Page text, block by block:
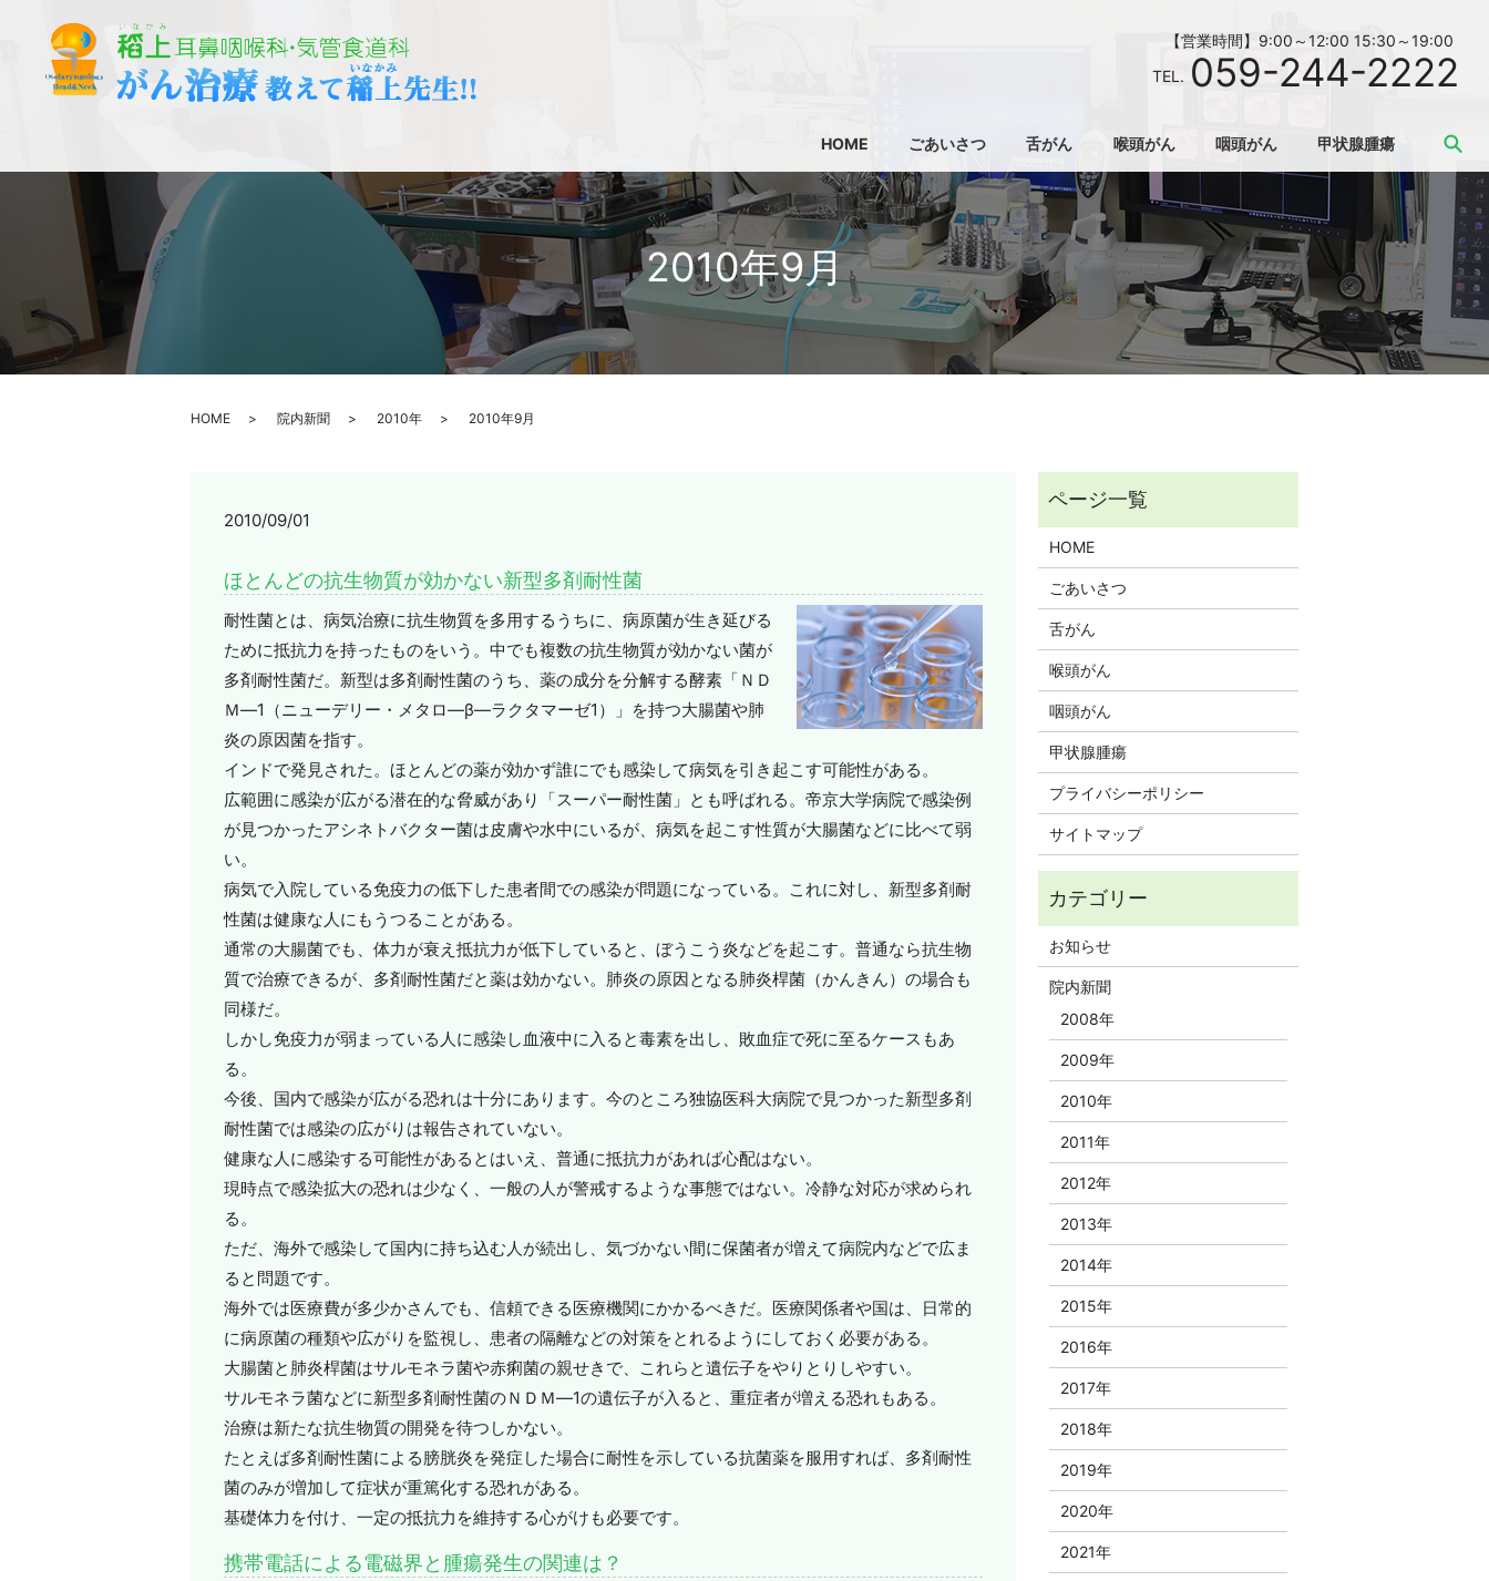
【営業時間】9:00～12:00 15:30～19:00
TEL. 059-244-2222
HOME ごあいさつ 舌がん 喉頭がん 咽頭がん 甲状腺腫瘍
2010年9月
HOME 院内新聞 2010年 2010年9月
2010/09/01
ほとんどの抗生物質が効かない新型多剤耐性菌
耐性菌とは、病気治療に抗生物質を多用するうちに、病原菌が生き延びる
ために抵抗力を持ったものをいう。中でも複数の抗生物質が効かない菌が
多剤耐性菌だ。新型は多剤耐性菌のうち、薬の成分を分解する酵素「ＮＤ
Ｍ―1（ニューデリー・メタロ―β―ラクタマーゼ1）」を持つ大腸菌や肺
炎の原因菌を指す。
インドで発見された。ほとんどの薬が効かず誰にでも感染して病気を引き起こす可能性がある。
広範囲に感染が広がる潜在的な脅威があり「スーパー耐性菌」とも呼ばれる。帝京大学病院で感染例
が見つかったアシネトバクター菌は皮膚や水中にいるが、病気を起こす性質が大腸菌などに比べて弱
い。
病気で入院している免疫力の低下した患者間での感染が問題になっている。これに対し、新型多剤耐
性菌は健康な人にもうつることがある。
通常の大腸菌でも、体力が衰え抵抗力が低下していると、ぼうこう炎などを起こす。普通なら抗生物
質で治療できるが、多剤耐性菌だと薬は効かない。肺炎の原因となる肺炎桿菌（かんきん）の場合も
同様だ。
しかし免疫力が弱まっている人に感染し血液中に入ると毒素を出し、敗血症で死に至るケースもあ
る。
今後、国内で感染が広がる恐れは十分にあります。今のところ独協医科大病院で見つかった新型多剤
耐性菌では感染の広がりは報告されていない。
健康な人に感染する可能性があるとはいえ、普通に抵抗力があれば心配はない。
現時点で感染拡大の恐れは少なく、一般の人が警戒するような事態ではない。冷静な対応が求められ
る。
ただ、海外で感染して国内に持ち込む人が続出し、気づかない間に保菌者が増えて病院内などで広ま
ると問題です。
海外では医療費が多少かさんでも、信頼できる医療機関にかかるべきだ。医療関係者や国は、日常的
に病原菌の種類や広がりを監視し、患者の隔離などの対策をとれるようにしておく必要がある。
大腸菌と肺炎桿菌はサルモネラ菌や赤痢菌の親せきで、これらと遺伝子をやりとりしやすい。
サルモネラ菌などに新型多剤耐性菌のＮＤＭ―1の遺伝子が入ると、重症者が増える恐れもある。
治療は新たな抗生物質の開発を待つしかない。
たとえば多剤耐性菌による膀胱炎を発症した場合に耐性を示している抗菌薬を服用すれば、多剤耐性
菌のみが増加して症状が重篤化する恐れがある。
基礎体力を付け、一定の抵抗力を維持する心がけも必要です。
携帯電話による電磁界と腫瘍発生の関連は？
HOME
ごあいさつ
舌がん
喉頭がん
咽頭がん
甲状腺腫瘍
プライバシーポリシー
サイトマップ
お知らせ
院内新聞
2008年
2009年
2010年
2011年
2012年
2013年
2014年
2015年
2016年
2017年
2018年
2019年
2020年
2021年